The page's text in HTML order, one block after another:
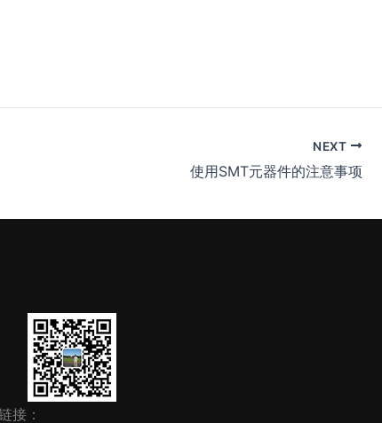
NEXT
使用SMT元器件的注意事项
接：